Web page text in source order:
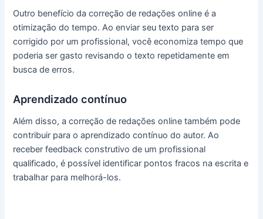
Outro benefício da correção de redações online é a
otimização do tempo. Ao enviar seu texto para ser
corrigido por um profissional, você economiza tempo que
poderia ser gasto revisando o texto repetidamente em
busca de erros.
Aprendizado contínuo
Além disso, a correção de redações online também pode
contribuir para o aprendizado contínuo do autor. Ao
receber feedback construtivo de um profissional
qualificado, é possível identificar pontos fracos na escrita e
trabalhar para melhorá-los.